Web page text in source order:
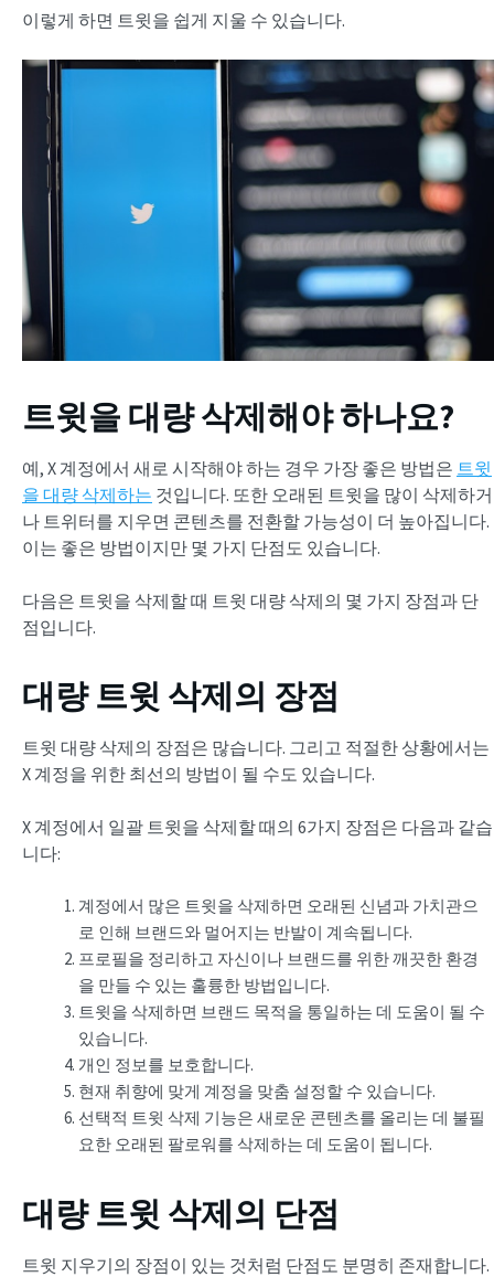
이렇게 하면 트윗을 쉽게 지울 수 있습니다.
트윗을 대량 삭제해야 하나요?
예, X 계정에서 새로 시작해야 하는 경우 가장 좋은 방법은 트윗
을 대량 삭제하는 것입니다. 또한 오래된 트윗을 많이 삭제하거
나 트위터를 지우면 콘텐츠를 전환할 가능성이 더 높아집니다.
이는 좋은 방법이지만 몇 가지 단점도 있습니다.
다음은 트윗을 삭제할 때 트윗 대량 삭제의 몇 가지 장점과 단
점입니다.
대량 트윗 삭제의 장점
트윗 대량 삭제의 장점은 많습니다. 그리고 적절한 상황에서는
X 계정을 위한 최선의 방법이 될 수도 있습니다.
X 계정에서 일괄 트윗을 삭제할 때의 6가지 장점은 다음과 같습
니다:
계정에서 많은 트윗을 삭제하면 오래된 신념과 가치관으
로 인해 브랜드와 멀어지는 반발이 계속됩니다.
프로필을 정리하고 자신이나 브랜드를 위한 깨끗한 환경
을 만들 수 있는 훌륭한 방법입니다.
트윗을 삭제하면 브랜드 목적을 통일하는 데 도움이 될 수
있습니다.
개인 정보를 보호합니다.
현재 취향에 맞게 계정을 맞춤 설정할 수 있습니다.
선택적 트윗 삭제 기능은 새로운 콘텐츠를 올리는 데 불필
요한 오래된 팔로워를 삭제하는 데 도움이 됩니다.
대량 트윗 삭제의 단점
트윗 지우기의 장점이 있는 것처럼 단점도 분명히 존재합니다.